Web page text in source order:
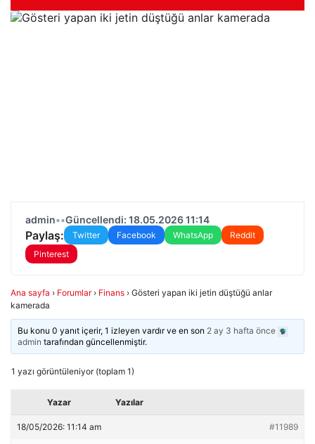
admin••Güncellendi: 18.05.2026 11:14
Paylaş: Twitter Facebook WhatsApp
Reddit
Pinterest
Ana sayfa › Forumlar › Finans › Gösteri yapan iki jetin düştüğü anlar
kamerada
Bu konu 0 yanıt içerir, 1 izleyen vardır ve en son 2 ay 3 hafta önce
admin tarafından güncellenmiştir.
1 yazı görüntüleniyor (toplam 1)
Yazar Yazılar
18/05/2026: 11:14 am #11989